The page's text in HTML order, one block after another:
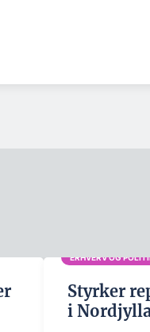
ERHVERV OG
Styrker
i